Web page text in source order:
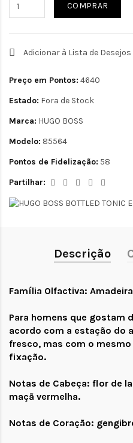
COMPRAR
Adicionar à Lista de Desejos
Preço em Pontos: 4640
Estado: Fora de Stock
Marca: HUGO BOSS
Modelo: 85564
Pontos de Fidelização: 58
Partilhar:
Descrição
Família Olfactiva:
Para homens que gostam
acordo com a estação do
fresco, mas com o
fixação.
Notas de Cabeça: flor de
maçã vermelha.
Notas de Coração: